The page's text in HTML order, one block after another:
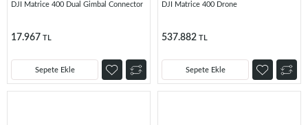
DJI Matrice 400 Dual Gimbal Connector
17.967 TL
Sepete Ekle
DJI Matrice 400 Drone
537.882 TL
Sepete Ekle